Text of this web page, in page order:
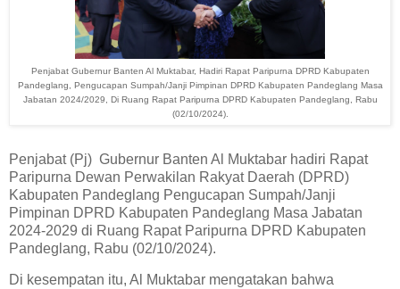
Penjabat Gubernur Banten Al Muktabar, Hadiri Rapat Paripurna DPRD Kabupaten
Pandeglang, Pengucapan Sumpah/Janji Pimpinan DPRD Kabupaten Pandeglang Masa
Jabatan 2024/2029, Di Ruang Rapat Paripurna DPRD Kabupaten Pandeglang, Rabu
(02/10/2024).
Penjabat (Pj) Gubernur Banten Al Muktabar hadiri Rapat
Paripurna Dewan Perwakilan Rakyat Daerah (DPRD)
Kabupaten Pandeglang Pengucapan Sumpah/Janji
Pimpinan DPRD Kabupaten Pandeglang Masa Jabatan
2024-2029 di Ruang Rapat Paripurna DPRD Kabupaten
Pandeglang, Rabu (02/10/2024).
Di kesempatan itu, Al Muktabar mengatakan bahwa